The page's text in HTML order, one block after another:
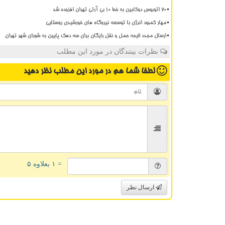
20 اتوبوس دوکابین به خط 10 بی آرتی تهران افزوده شد
مهار کمبود انرژی با توسعه نیروگاه های خورشیدی روستایی
ارسال مجدد لایحه حمل و نقل رایگان برای سه دهک پایین به شورای شهر تهران
نظرات بینندگان در مورد این مطلب
لطفا شما همدر مورد این مطلب نظر دهید
= ۱ بعلاوه ۵
ارسال نظر